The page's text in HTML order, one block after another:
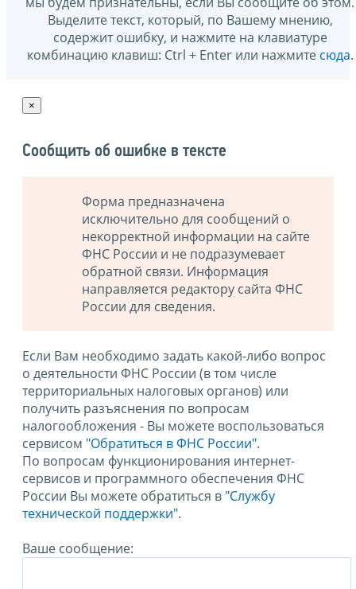
Выделите текст, который, по Вашему мнению,
содержит ошибку, и нажмите на клавиатуре
комбинацию клавиш: Ctrl + Enter или нажмите сюда.
×
Сообщить об ошибке в тексте
Форма предназначена
исключительно для сообщений о
некорректной информации на сайте
ФНС России и не подразумевает
обратной связи. Информация
направляется редактору сайта ФНС
России для сведения.
Если Вам необходимо задать какой-либо вопрос
о деятельности ФНС России (в том числе
территориальных налоговых органов) или
получить разъяснения по вопросам
налогообложения - Вы можете воспользоваться
сервисом "Обратиться в ФНС России".
По вопросам функционирования интернет-
сервисов и программного обеспечения ФНС
России Вы можете обратиться в "Службу
технической поддержки".
Ваше сообщение: